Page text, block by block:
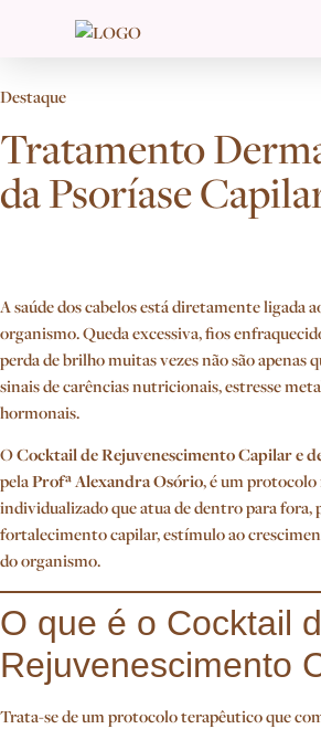
Destaque
Tratamento
da Psoríase
A saúde dos cabelos está diretamente ligada
organismo. Queda excessiva, fios
perda de brilho muitas vezes não são apenas
sinais de carências nutricionais, estresse
hormonais.
OCocktail de Rejuvenescimento Capilar e
pelaProfª Alexandra Osório, é um
individualizado que atua de dentro para fora,
fortalecimento capilar, estímulo ao
do organismo.
O que é o Cocktail
Rejuvenescimento
Trata-se de um protocolo terapêutico que